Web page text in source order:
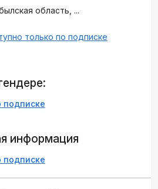
область, ...
только по подписке
подписке
информация
подписке